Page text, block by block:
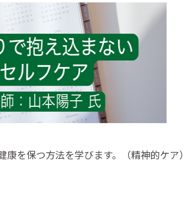
を保つ方法を学びます。（精神的ケア）